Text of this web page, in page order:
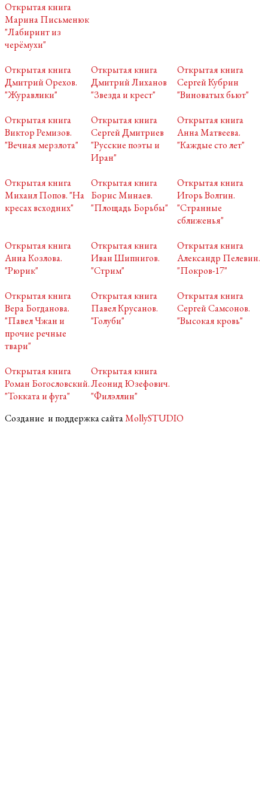
Открытая книга
Марина Письменюк
"Лабиринт из
черёмухи"
Открытая книга
Дмитрий Орехов.
"Журавлики"
Открытая книга
Дмитрий Лиханов
"Звезда и крест"
Открытая книга
Сергей Кубрин
"Виноватых бьют"
Открытая книга
Виктор Ремизов.
"Вечная мерзлота"
Открытая книга
Сергей Дмитриев
"Русские поэты и
Иран"
Открытая книга
Анна Матвеева.
"Каждые сто лет"
Открытая книга
Михаил Попов. "На
кресах всходних"
Открытая книга
Борис Минаев.
"Площадь Борьбы"
Открытая книга
Игорь Волгин.
"Странные
сближенья"
Открытая книга
Анна Козлова.
"Рюрик"
Открытая книга
Иван Шипнигов.
"Стрим"
Открытая книга
Александр Пелевин.
"Покров-17"
Открытая книга
Вера Богданова.
"Павел Чжан и
прочие речные
твари"
Открытая книга
Павел Крусанов.
"Голуби"
Открытая книга
Сергей Самсонов.
"Высокая кровь"
Открытая книга
Роман Богословский.
"Токката и фуга"
Открытая книга
Леонид Юзефович.
"Филэллин"
Создание и поддержка сайтаMollySTUDIO